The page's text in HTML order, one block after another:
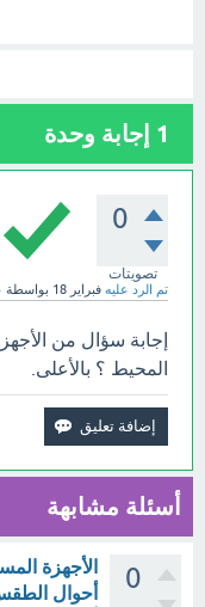
1 إجابة وحدة
0
تصويتات
تم الرد عليه فبراير 18 بواسطة
إجابة سؤال من
المحيط ؟ بالأعلى.
أسئلة مشابهة
0
الأجهزة
أحوال